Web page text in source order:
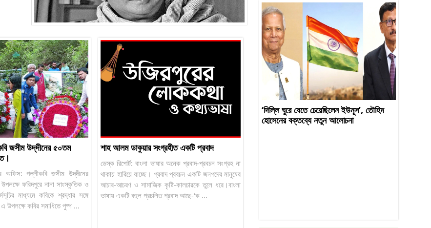
জসীম উদ্‌দীনের ৫০তম
অফিস: পল্লীকবি জসীম উদ্‌দীনের
ফরিদপুরে নানা সাংস্কৃতিক ও
মাধ্যমে কবিকে শ্রদ্ধার সঙ্গে
উপলক্ষে কবির সমাধিতে পুষ্প ...
শাহ আলম ডাকুয়ার সংগ্রহীত একটি প্রবাদ
ডেস্ক রিপোর্ট: বাংলা ভাষার অনেক প্রবাদ-প্রবচন সংগ্রহ না
থাকায় হারিয়ে যাচ্ছে। প্রবাদ প্রবচন একটি জনপদের মানুষের
আচার-আচরণ ও সামাজিক কৃষ্টি-কালচারকে তুলে ধরে।বাংলা
ভাষায় একটি বহুল প্রচলিত প্রবাদ আছে-‘ক ...
‘দিল্লি ঘুরে যেতে চেয়েছিলেন ইউনূস’, তৌহিদ
হোসেনের বক্তব্যে নতুন আলোচনা